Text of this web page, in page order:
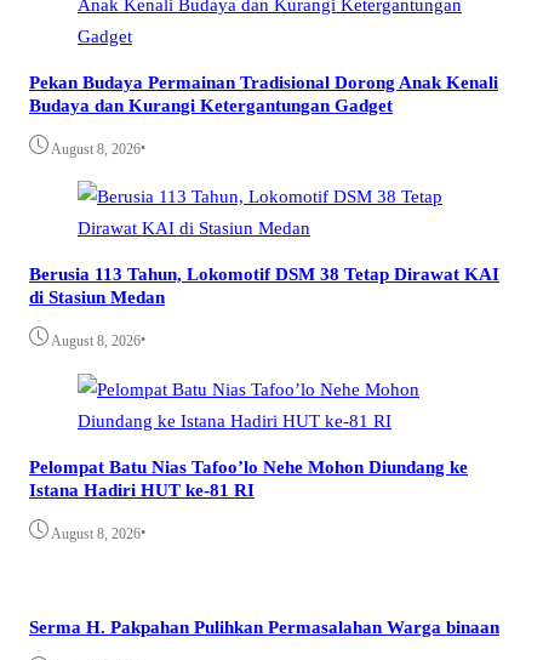
Pekan Budaya Permainan Tradisional Dorong Anak Kenali
Budaya dan Kurangi Ketergantungan Gadget
August 8, 2026•
Berusia 113 Tahun, Lokomotif DSM 38 Tetap Dirawat KAI
di Stasiun Medan
August 8, 2026•
Pelompat Batu Nias Tafoo’lo Nehe Mohon Diundang ke
Istana Hadiri HUT ke-81 RI
August 8, 2026•
Serma H. Pakpahan Pulihkan Permasalahan Warga binaan